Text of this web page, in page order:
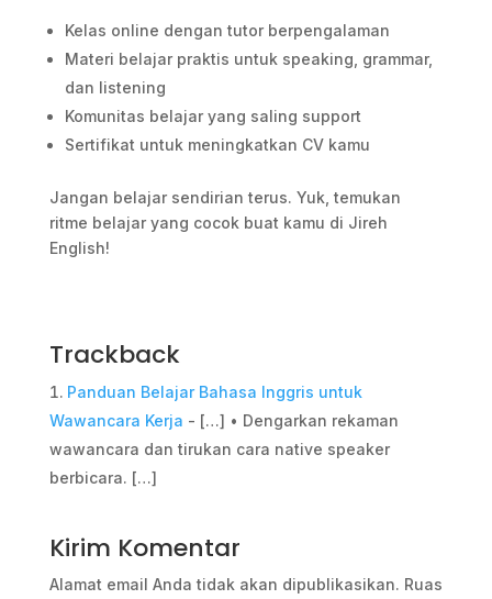
Kelas online dengan tutor berpengalaman
Materi belajar praktis untuk speaking, grammar,
dan listening
Komunitas belajar yang saling support
Sertifikat untuk meningkatkan CV kamu
Jangan belajar sendirian terus. Yuk, temukan
ritme belajar yang cocok buat kamu di Jireh
English!
Trackback
Panduan Belajar Bahasa Inggris untuk
Wawancara Kerja - […] • Dengarkan rekaman
wawancara dan tirukan cara native speaker
berbicara. […]
Kirim Komentar
Alamat email Anda tidak akan dipublikasikan. Ruas